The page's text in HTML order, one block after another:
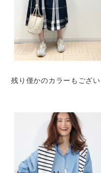
残り僅かのカラーもござ